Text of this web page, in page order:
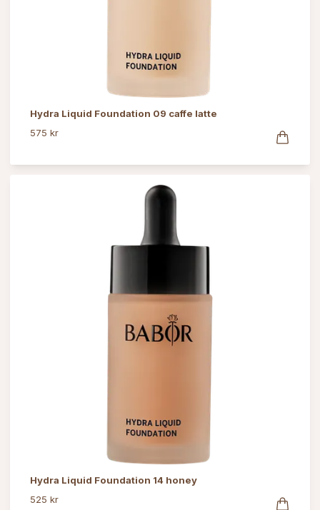
Hydra Liquid Foundation 09 caffe latte
575 kr
Hydra Liquid Foundation 14 honey
525 kr